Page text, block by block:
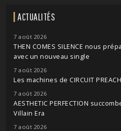
ACTUALITÉS
7 août 2026
THEN COMES SILENCE nous
avec un nouveau single
7 août 2026
Les machines de CIRCUIT
7 août 2026
AESTHETIC PERFECTION
Villain Era
7 août 2026